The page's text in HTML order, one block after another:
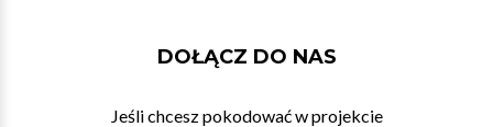
DOŁĄCZ DO NAS
Jeśli chcesz pokodować w projekcie